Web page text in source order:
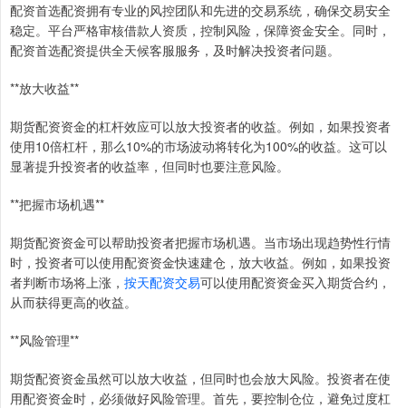
配资首选配资拥有专业的风控团队和先进的交易系统，确保交易安全
稳定。平台严格审核借款人资质，控制风险，保障资金安全。同时，
配资首选配资提供全天候客服服务，及时解决投资者问题。
**放大收益**
期货配资资金的杠杆效应可以放大投资者的收益。例如，如果投资者
使用10倍杠杆，那么10%的市场波动将转化为100%的收益。这可以
显著提升投资者的收益率，但同时也要注意风险。
**把握市场机遇**
期货配资资金可以帮助投资者把握市场机遇。当市场出现趋势性行情
时，投资者可以使用配资资金快速建仓，放大收益。例如，如果投资
者判断市场将上涨， 按天配资交易可以使用配资资金买入期货合约，
从而获得更高的收益。
**风险管理**
期货配资资金虽然可以放大收益，但同时也会放大风险。投资者在使
用配资资金时，必须做好风险管理。首先，要控制仓位，避免过度杠